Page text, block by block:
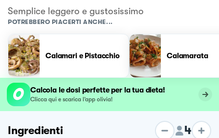
Semplice leggero e gustosissimo
POTREBBERO PIACERTI ANCHE...
Calamari e Pistacchio Calamarata
Calcola le dosi perfette per la tua dieta!
Clicca qui e scarica l’app olivia!
Ingredienti 4